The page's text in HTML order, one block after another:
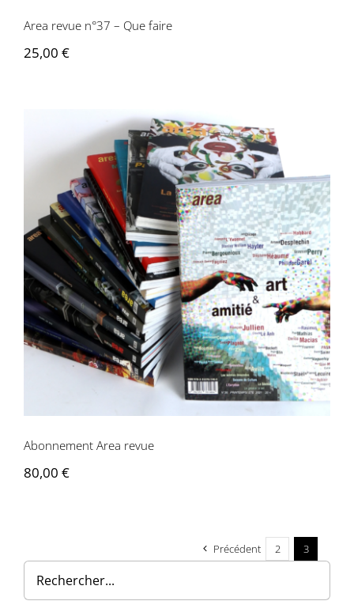
Area revue n°37 – Que faire
25,00 €
Abonnement Area revue
Abonnement Area revue
80,00 €
Précédent 2 3